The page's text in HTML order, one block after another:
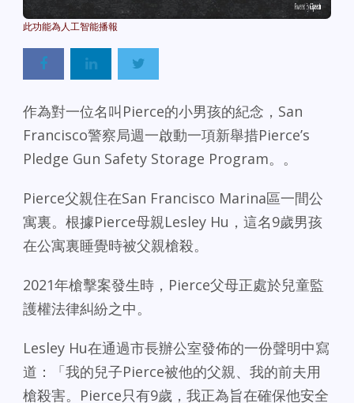
GSpeech
作為對一位名叫Pierce的小男孩的紀念，San
Francisco警察局週一啟動一項新舉措Pierce’s
Pledge Gun Safety Storage Program。。
Pierce父親住在San Francisco Marina區一間公
寓裏。根據Pierce母親Lesley Hu，這名9歲男孩
在公寓裏睡覺時被父親槍殺。
2021年槍擊案發生時，Pierce父母正處於兒童監
護權法律糾紛之中。
Lesley Hu在通過市長辦公室發佈的一份聲明中寫
道：「我的兒子Pierce被他的父親、我的前夫用
槍殺害。Pierce只有9歲，我正為旨在確保他安全